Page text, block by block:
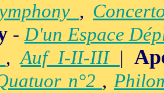
,
-D'un Espace
,Auf I-II-III |
n°2 ,